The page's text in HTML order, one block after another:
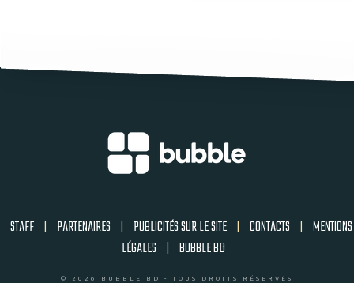
STAFF | PARTENAIRES | PUBLICITÉS SUR LE SITE | CONTACTS | MENTIONS
LÉGALES | BUBBLE BD
© 2026 BUBBLE BD - TOUS DROITS RÉSERVÉS